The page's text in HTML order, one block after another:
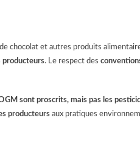
chocolat et autres produits
producteurs. Le respect des
sont proscrits, mais pas les
producteurs aux pratiques